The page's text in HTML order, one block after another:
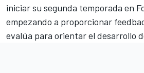
iniciar su segunda temporada en
empezando a proporcionar
evalúa para orientar el desarrollo